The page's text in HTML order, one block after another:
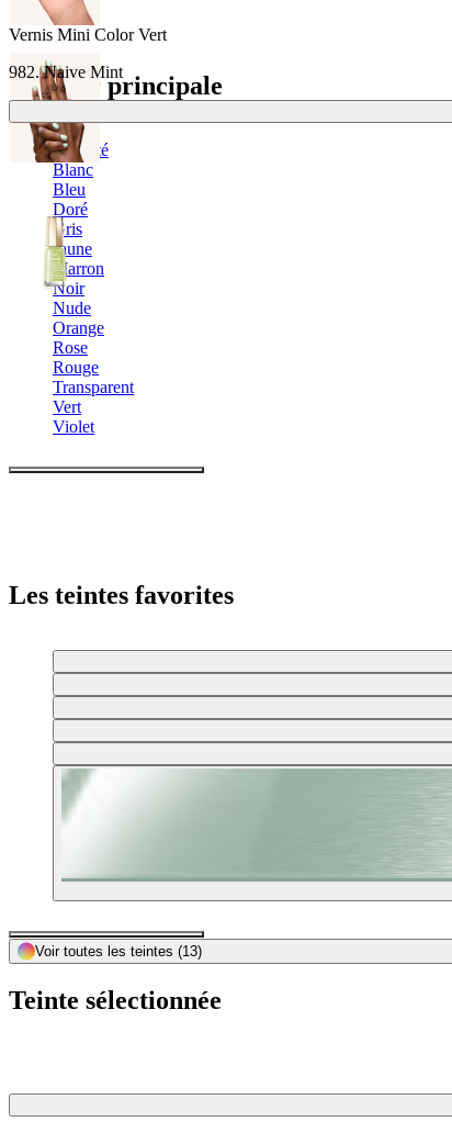
Couleur principale
Argenté
Blanc
Bleu
Doré
Gris
Jaune
Marron
Noir
Nude
Orange
Rose
Rouge
Transparent
Vert
Violet
Les teintes favorites
Voir toutes les teintes (13)
Teinte sélectionnée
Vernis Mini Color Vert
982. Naive Mint